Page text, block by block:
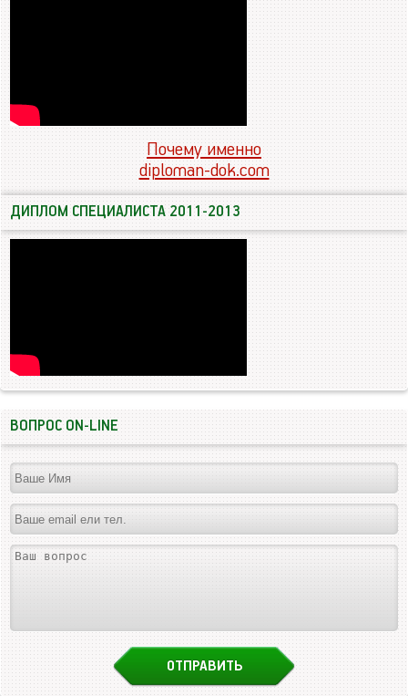
Почему именно
diploman-dok.com
ДИПЛОМ СПЕЦИАЛИСТА 2011-2013
ВОПРОС ON-LINE